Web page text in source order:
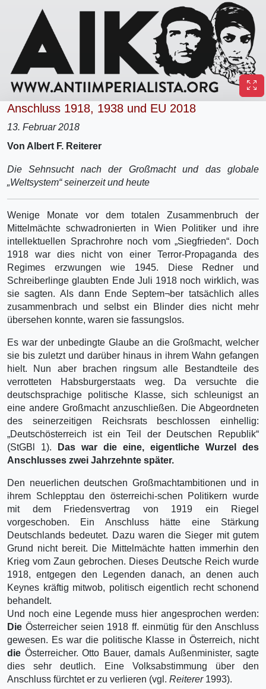
Anschluss 1918, 1938 und EU 2018
13. Februar 2018
Von Albert F. Reiterer
Die Sehnsucht nach der Großmacht und das globale
„Weltsystem“ seinerzeit und heute
Wenige Monate vor dem totalen Zusammenbruch der
Mittelmächte schwadronierten in Wien Politiker und ihre
intellektuellen Sprachrohre noch vom „Siegfrieden“. Doch
1918 war dies nicht von einer Terror-Propaganda des
Regimes erzwungen wie 1945. Diese Redner und
Schreiberlinge glaubten Ende Juli 1918 noch wirklich, was
sie sagten. Als dann Ende Septem¬ber tatsächlich alles
zusammenbrach und selbst ein Blinder dies nicht mehr
übersehen konnte, waren sie fassungslos.
Es war der unbedingte Glaube an die Großmacht, welcher
sie bis zuletzt und darüber hinaus in ihrem Wahn gefangen
hielt. Nun aber brachen ringsum alle Bestandteile des
verrotteten Habsburgerstaats weg. Da versuchte die
deutschsprachige politische Klasse, sich schleunigst an
eine andere Großmacht anzuschließen. Die Abgeordneten
des seinerzeitigen Reichsrats beschlossen einhellig:
„Deutschösterreich ist ein Teil der Deutschen Republik“
(StGBl 1).
Das war die eine, eigentliche Wurzel des
Anschlusses zwei Jahrzehnte später.
Den neuerlichen deutschen Großmachtambitionen und in
ihrem Schlepptau den österreichi-schen Politikern wurde
mit dem Friedensvertrag von 1919 ein Riegel
vorgeschoben. Ein Anschluss hätte eine Stärkung
Deutschlands bedeutet. Dazu waren die Sieger mit gutem
Grund nicht bereit. Die Mittelmächte hatten immerhin den
Krieg vom Zaun gebrochen. Dieses Deutsche Reich wurde
1918, entgegen den Legenden danach, an denen auch
Keynes kräftig mitwob, politisch eigentlich recht schonend
behandelt.
Und noch eine Legende muss hier angesprochen werden:
Die Österreicher seien 1918 ff. einmütig für den Anschluss
gewesen. Es war die politische Klasse in Österreich, nicht
die Österreicher. Otto Bauer, damals Außenminister, sagte
dies sehr deutlich. Eine Volksabstimmung über den
Anschluss fürchtet er zu verlieren (vgl. Reiterer1993).